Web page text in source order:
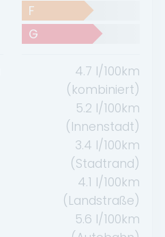
F
G
4.7 l/100km
(kombiniert)
5.2 l/100km
(Innenstadt)
3.4 l/100km
(Stadtrand)
4.1 l/100km
(Landstraße)
5.6 l/100km